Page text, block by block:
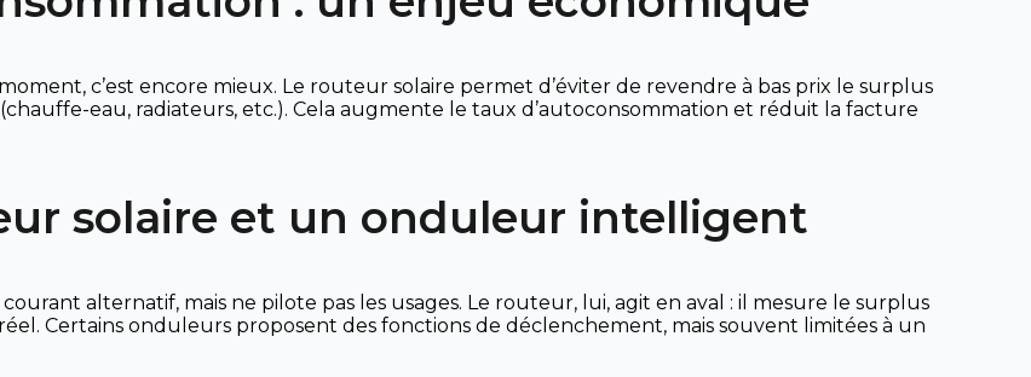
c’est encore mieux. Le routeur solaire permet d’éviter de revendre à bas prix le surplus
eau, radiateurs, etc.). Cela augmente le taux d’autoconsommation et réduit la facture
solaire et un onduleur intelligent
alternatif, mais ne pilote pas les usages. Le routeur, lui, agit en aval : il mesure le surplus
Certains onduleurs proposent des fonctions de déclenchement, mais souvent limitées à un